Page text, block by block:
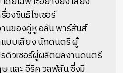
องซินธิไซเซอร์
นของคู่หู อลัน พาร์สันส์
บบเสียง นักดนตรี ผู้
รดิวเซอร์ผู้ผลิตผลงานดนตรี
และ อีริค วูลฟ์สัน ซึ่งมี